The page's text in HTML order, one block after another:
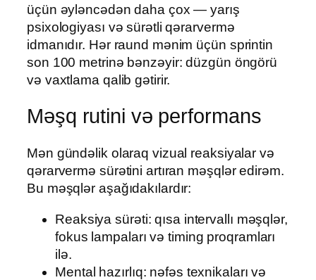
üçün əyləncədən daha çox — yarış
psixologiyası və sürətli qərarvermə
idmanıdır. Hər raund mənim üçün sprintin
son 100 metrinə bənzəyir: düzgün öngörü
və vaxtlama qalib gətirir.
Məşq rutini və performans
Mən gündəlik olaraq vizual reaksiyalar və
qərarvermə sürətini artıran məşqlər edirəm.
Bu məşqlər aşağıdakılardır:
Reaksiya sürəti: qısa intervallı məşqlər,
fokus lampaları və timing proqramları
ilə.
Mental hazırlıq: nəfəs texnikaları və